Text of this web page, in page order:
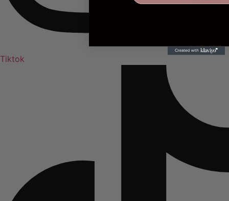
Tiktok